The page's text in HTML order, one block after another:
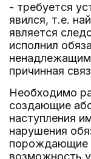
- требуется
явился, т.е.
является
исполнил
ненадлежащим
причинная
Необходимо
создающие
наступления
нарушения
порождающие
возможность